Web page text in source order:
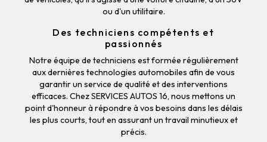
ou d'un utilitaire.
Des techniciens compétents et
passionnés
Notre équipe de techniciens est formée régulièrement
aux dernières technologies automobiles afin de vous
garantir un service de qualité et des interventions
efficaces. Chez SERVICES AUTOS 16, nous mettons un
point d'honneur à répondre à vos besoins dans les délais
les plus courts, tout en assurant un travail minutieux et
précis.